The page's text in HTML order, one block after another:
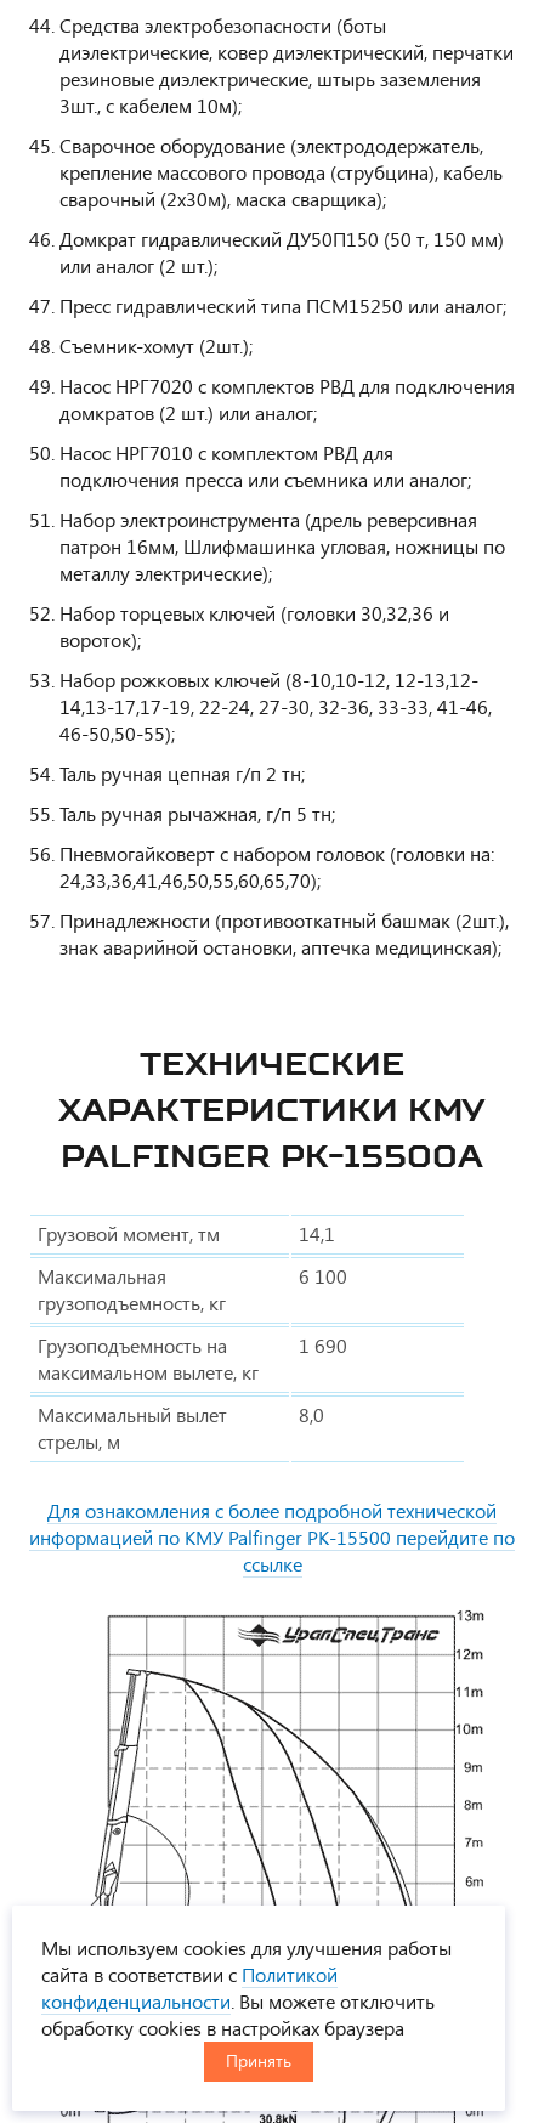
Средства электробезопасности (боты
диэлектрические, ковер диэлектрический, перчатки
резиновые диэлектрические, штырь заземления
3шт., с кабелем 10м);
Сварочное оборудование (электрододержатель,
крепление массового провода (струбцина), кабель
сварочный (2х30м), маска сварщика);
Домкрат гидравлический ДУ50П150 (50 т, 150 мм)
или аналог (2 шт.);
Пресс гидравлический типа ПСМ15250 или аналог;
Съемник-хомут (2шт.);
Насос НРГ7020 с комплектов РВД для подключения
домкратов (2 шт.) или аналог;
Насос НРГ7010 с комплектом РВД для
подключения пресса или съемника или аналог;
Набор электроинструмента (дрель реверсивная
патрон 16мм, Шлифмашинка угловая, ножницы по
металлу электрические);
Набор торцевых ключей (головки 30,32,36 и
вороток);
Набор рожковых ключей (8-10,10-12, 12-13,12-
14,13-17,17-19, 22-24, 27-30, 32-36, 33-33, 41-46,
46-50,50-55);
Таль ручная цепная г/п 2 тн;
Таль ручная рычажная, г/п 5 тн;
Пневмогайковерт с набором головок (головки на:
24,33,36,41,46,50,55,60,65,70);
Принадлежности (противооткатный башмак (2шт.),
знак аварийной остановки, аптечка медицинская);
ТЕХНИЧЕСКИЕ
ХАРАКТЕРИСТИКИ КМУ
PALFINGER РK-15500А
Грузовой момент, тм
14,1
Максимальная
грузоподъемность, кг
6 100
Грузоподъемность на
максимальном вылете, кг
1 690
Максимальный вылет
стрелы, м
8,0
Для ознакомления с более подробной технической
информацией по КМУ Palfinger PK-15500 перейдите по
ссылке
Мы используем cookies для улучшения работы
сайта в соответствии с Политикой
конфиденциальности . Вы можете отключить
обработку cookies в настройках браузера
Принять